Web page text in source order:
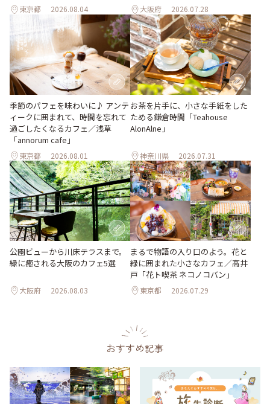
東京都 2026.08.04 大阪府 2026.07.28
季節のパフェを味わいに♪ アンテ
ィークに囲まれて、時間を忘れて
過ごしたくなるカフェ／浅草
「annorum cafe」
東京都 2026.08.01
お茶を片手に、小さな手紙をした
ためる鎌倉時間「Teahouse
AlonAlne」
神奈川県 2026.07.31
公園ビューから川床テラスまで。
緑に癒される大阪のカフェ5選
大阪府 2026.08.03
まるで物語の入り口のよう。花と
緑に囲まれた小さなカフェ／高井
戸「花ト喫茶 ネコノコバン」
東京都 2026.07.29
おすすめ記事